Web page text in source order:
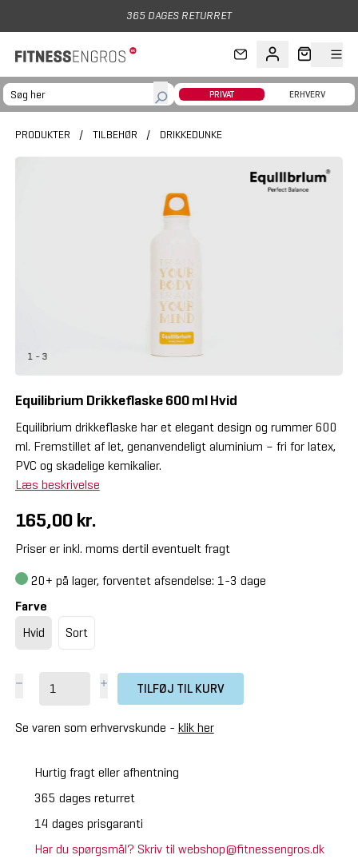
365 DAGES RETURRET
PRIVAT ERHVERV
PRODUKTER / TILBEHØR / DRIKKEDUNKE
1 - 3
Equilibrium Drikkeflaske 600 ml Hvid
Equilibrium drikkeflaske har et elegant design og rummer 600
ml. Fremstillet af let, genanvendeligt aluminium – fri for latex,
PVC og skadelige kemikalier.
Læs beskrivelse
165,00 kr.
Priser er inkl. moms dertil eventuelt fragt
20+ på lager, forventet afsendelse: 1-3 dage
Farve
Hvid
Sort
TILFØJ TIL KURV
Se varen som erhvervskunde - klik her
Hurtig fragt eller afhentning
365 dages returret
14 dages prisgaranti
Har du spørgsmål? Skriv til webshop@fitnessengros.dk